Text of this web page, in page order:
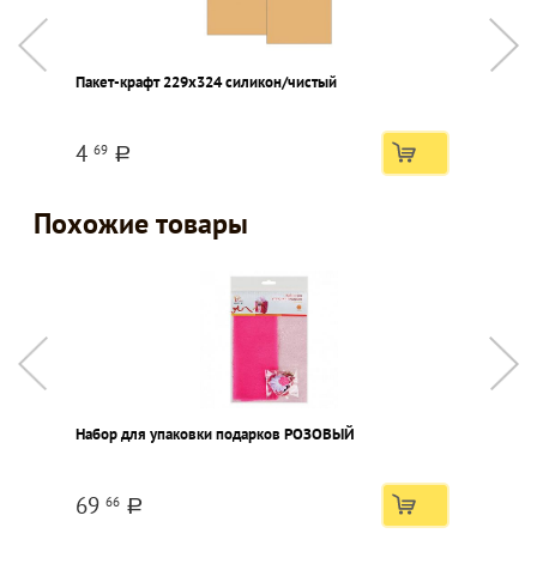
Пакет-крафт 229х324 силикон/чистый
4 69 a
Похожие товары
Набор для упаковки подарков РОЗОВЫЙ
69 66 a